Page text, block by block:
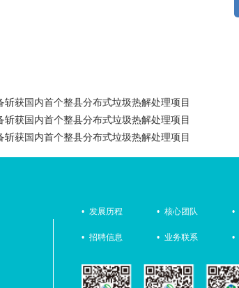
获国内首个整县分布式垃圾热解处理项目
获国内首个整县分布式垃圾热解处理项目
获国内首个整县分布式垃圾热解处理项目
• 发展历程 • 核心团队 •
• 招聘信息 • 业务联系 •